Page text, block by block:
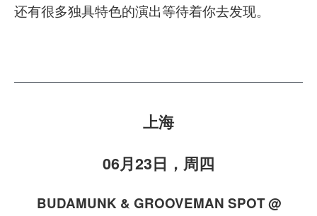
还有很多独具特色的演出等待着你去发现。
上海
06月23日，周四
BUDAMUNK & GROOVEMAN SPOT @